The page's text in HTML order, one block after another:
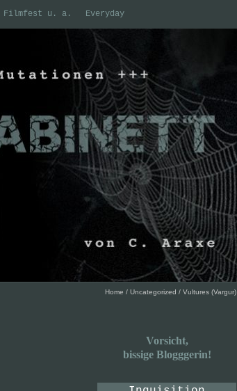
Filmfest u. a. Everyday
Home / Uncategorized / Vultures (Vargur)
Vorsicht,
bissige Blogggerin!